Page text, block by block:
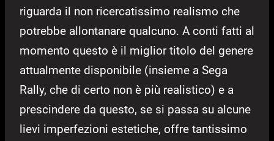
riguarda il non ricercatissimo realismo che
potrebbe allontanare qualcuno. A conti fatti al
momento questo è il miglior titolo del genere
attualmente disponibile (insieme a Sega
Rally, che di certo non è più realistico) e a
prescindere da questo, se si passa su alcune
lievi imperfezioni estetiche, offre tantissimo